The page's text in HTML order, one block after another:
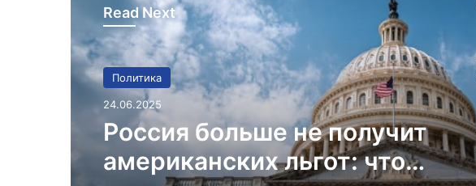
Read Next
Политика
24.06.2025
Россия больше не получит
американских льгот: что